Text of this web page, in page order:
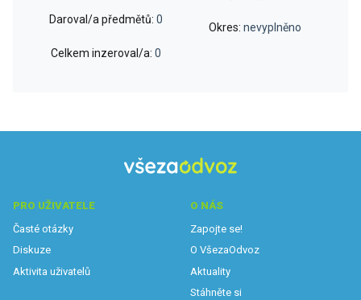
Daroval/a předmětů: 0
Celkem inzeroval/a: 0
Okres: nevyplněno
PRO UŽIVATELE
Časté otázky
Diskuze
Aktivita uživatelů
O NÁS
Zapojte se!
O VšezaOdvoz
Aktuality
Stáhněte si